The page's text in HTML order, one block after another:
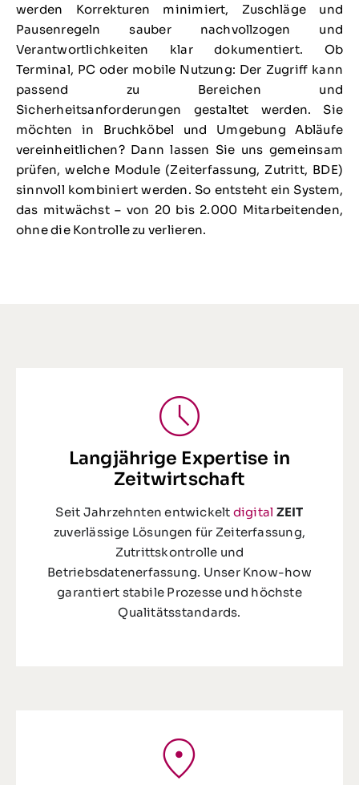
werden Korrekturen minimiert, Zuschläge und
Pausenregeln sauber nachvollzogen und
Verantwortlichkeiten klar dokumentiert. Ob
Terminal, PC oder mobile Nutzung: Der Zugriff kann
passend zu Bereichen und
Sicherheitsanforderungen gestaltet werden. Sie
möchten in Bruchköbel und Umgebung Abläufe
vereinheitlichen? Dann lassen Sie uns gemeinsam
prüfen, welche Module (Zeiterfassung, Zutritt, BDE)
sinnvoll kombiniert werden. So entsteht ein System,
das mitwächst – von 20 bis 2.000 Mitarbeitenden,
ohne die Kontrolle zu verlieren.
Langjährige Expertise in
Zeitwirtschaft
Seit Jahrzehnten entwickelt digital ZEIT
zuverlässige Lösungen für Zeiterfassung,
Zutrittskontrolle und
Betriebsdatenerfassung. Unser Know-how
garantiert stabile Prozesse und höchste
Qualitätsstandards.